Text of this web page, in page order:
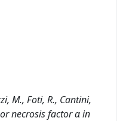
M., Foti, R., Cantini,
necrosis factor α in